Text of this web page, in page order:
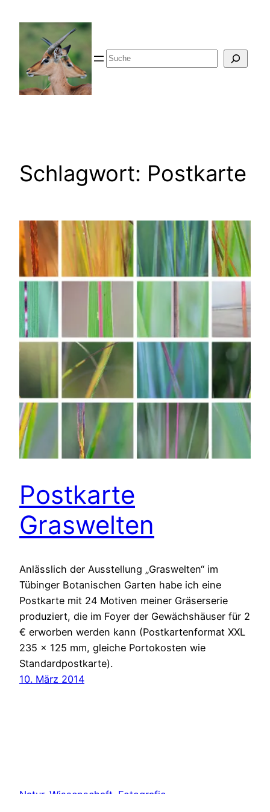
springen
Suche
Schlagwort: Postkarte
Postkarte
Graswelten
Anlässlich der Ausstellung „Graswelten“ im
Tübinger Botanischen Garten habe ich eine
Postkarte mit 24 Motiven meiner Gräserserie
produziert, die im Foyer der Gewächshäuser für 2
€ erworben werden kann (Postkartenformat XXL
235 x 125 mm, gleiche Portokosten wie
Standardpostkarte).
10. März 2014
Natur. Wissenschaft. Fotografie.